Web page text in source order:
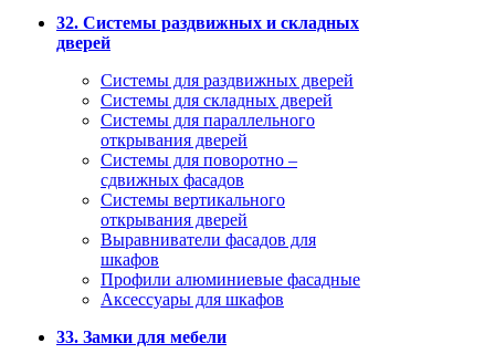
32. Системы раздвижных и складных
дверей
Системы для раздвижных дверей
Системы для складных дверей
Системы для параллельного
открывания дверей
Системы для поворотно –
сдвижных фасадов
Системы вертикального
открывания дверей
Выравниватели фасадов для
шкафов
Профили алюминиевые фасадные
Аксессуары для шкафов
33. Замки для мебели